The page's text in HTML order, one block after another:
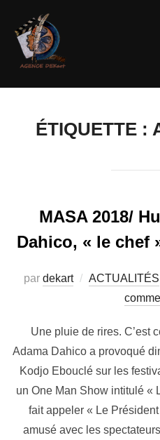
ÉTIQUETTE :
MASA 2018/
Dahico, « le chef
par dekart ACTUALITÉS
Une pluie de rires. C’est
Adama Dahico a provoqué
Kodjo Ebouclé sur les
un One Man Show intitulé «
fait appeler « Le
amusé avec les